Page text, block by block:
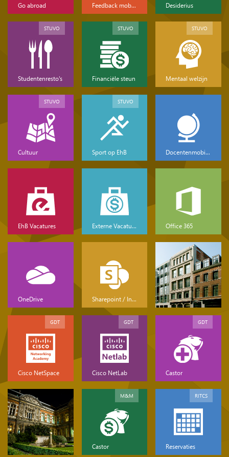
Go abroad Feedback mobiliteit Desiderius
Studentenresto's
STUVO
Financiële steun
STUVO
Mentaal welzijn
STUVO
Cultuur
STUVO
Sport op EhB
STUVO
Docentenmobiliteit
EhB Vacatures Externe Vacatures Office 365
OneDrive Sharepoint / Intranet
Cisco NetSpace
GDT
Cisco NetLab
GDT
Castor
GDT
Castor
M&M
Reservaties
RITCS